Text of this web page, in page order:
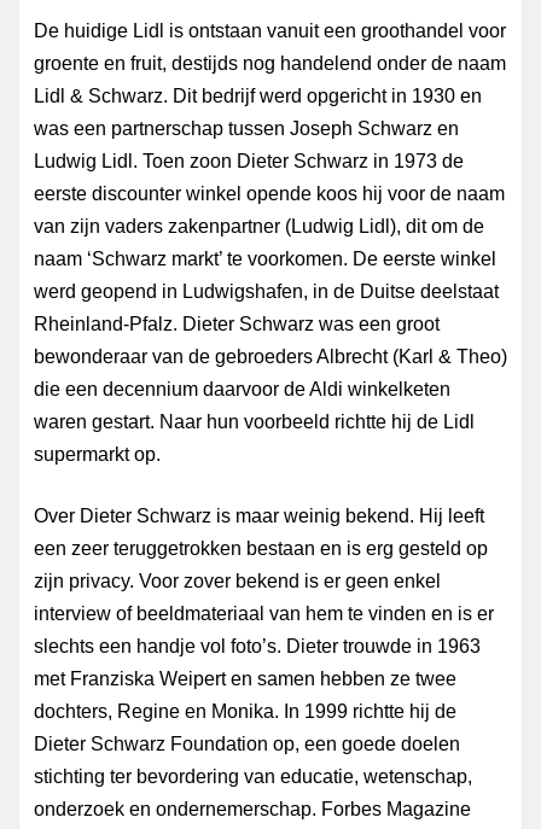
De huidige Lidl is ontstaan vanuit een groothandel voor
groente en fruit, destijds nog handelend onder de naam
Lidl & Schwarz. Dit bedrijf werd opgericht in 1930 en
was een partnerschap tussen Joseph Schwarz en
Ludwig Lidl. Toen zoon Dieter Schwarz in 1973 de
eerste discounter winkel opende koos hij voor de naam
van zijn vaders zakenpartner (Ludwig Lidl), dit om de
naam ‘Schwarz markt’ te voorkomen. De eerste winkel
werd geopend in Ludwigshafen, in de Duitse deelstaat
Rheinland-Pfalz. Dieter Schwarz was een groot
bewonderaar van de gebroeders Albrecht (Karl & Theo)
die een decennium daarvoor de Aldi winkelketen
waren gestart. Naar hun voorbeeld richtte hij de Lidl
supermarkt op.
Over Dieter Schwarz is maar weinig bekend. Hij leeft
een zeer teruggetrokken bestaan en is erg gesteld op
zijn privacy. Voor zover bekend is er geen enkel
interview of beeldmateriaal van hem te vinden en is er
slechts een handje vol foto’s. Dieter trouwde in 1963
met Franziska Weiperten samen hebben ze twee
dochters, Regine en Monika. In 1999 richtte hij de
Dieter Schwarz Foundation op, een goede doelen
stichting ter bevordering van educatie, wetenschap,
onderzoek en ondernemerschap. Forbes Magazine